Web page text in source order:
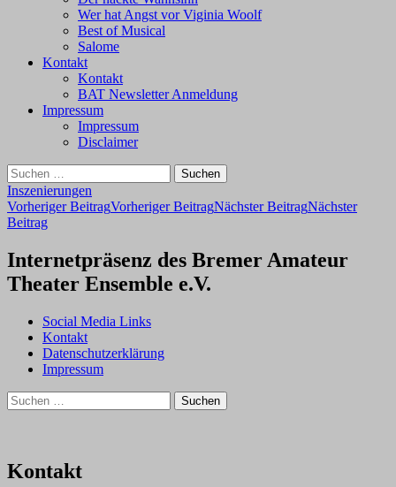
Wer hat Angst vor Viginia Woolf
Best of Musical
Salome
Kontakt
Kontakt
BAT Newsletter Anmeldung
Impressum
Impressum
Disclaimer
Suchen
nach:
Inszenierungen
Beitragsnavigation
Vorheriger BeitragVorheriger BeitragNächster BeitragNächster
Beitrag
Internetpräsenz des Bremer Amateur
Theater Ensemble e.V.
Social Media Links
Kontakt
Datenschutzerklärung
Impressum
Suchen
nach:
Kontakt